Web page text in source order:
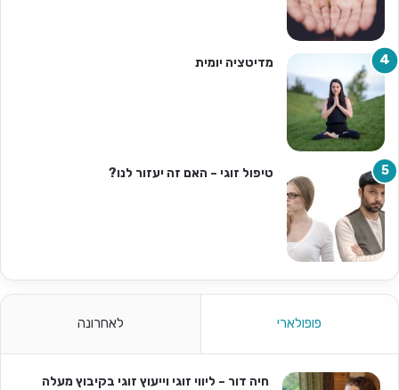
מדיטציה יומית
טיפול זוגי – האם זה יעזור לנו?
פופולארי לאחרונה
חיה דור – ליווי זוגי וייעוץ זוגי בקיבוץ מעלה